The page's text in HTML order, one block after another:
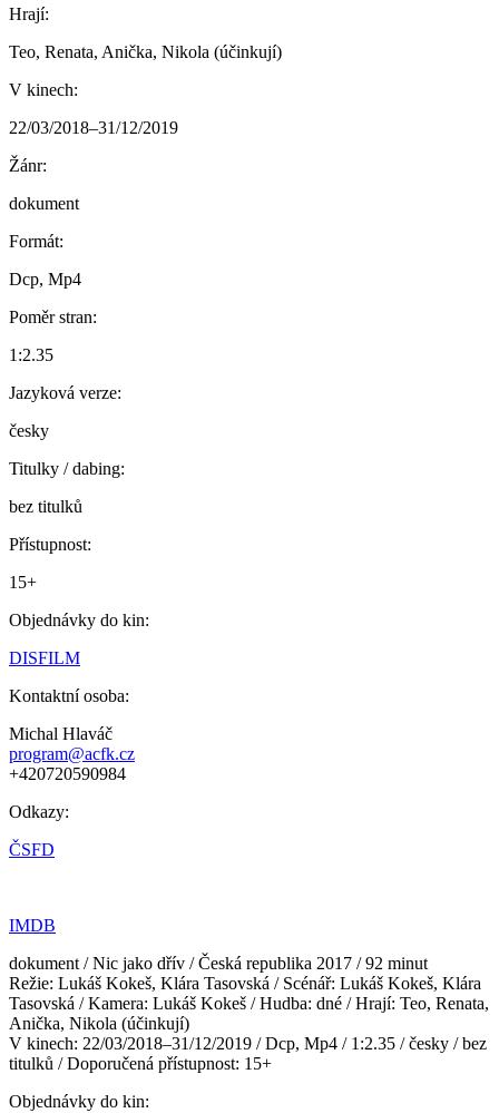
Hrají:
Teo, Renata, Anička, Nikola (účinkují)
V kinech:
22/03/2018–31/12/2019
Žánr:
dokument
Formát:
Dcp, Mp4
Poměr stran:
1:2.35
Jazyková verze:
česky
Titulky / dabing:
bez titulků
Přístupnost:
15+
Objednávky do kin:
DISFILM
Kontaktní osoba:
Michal Hlaváč
program@acfk.cz
+420720590984
Odkazy:
ČSFD
IMDB
dokument / Nic jako dřív / Česká republika 2017 / 92 minut
Režie: Lukáš Kokeš, Klára Tasovská / Scénář: Lukáš Kokeš, Klára
Tasovská / Kamera: Lukáš Kokeš / Hudba: dné / Hrají: Teo, Renata,
Anička, Nikola (účinkují)
V kinech: 22/03/2018–31/12/2019 / Dcp, Mp4 / 1:2.35 / česky / bez
titulků / Doporučená přístupnost: 15+
Objednávky do kin: